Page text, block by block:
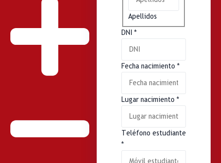
Apellidos
DNI *
Fecha nacimiento *
Lugar nacimiento *
Teléfono estudiante
*